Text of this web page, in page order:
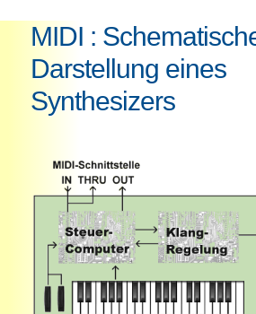
MIDI :
Darstellung eines
Synthesizers